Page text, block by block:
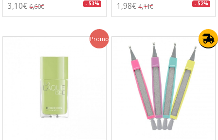
3,10€ 6,60€ - 53% 1,98€ 4,11€ - 52%
Promo